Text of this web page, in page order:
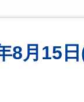
8月15